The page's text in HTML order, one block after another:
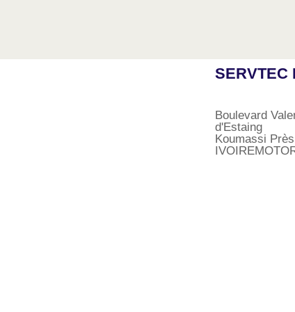
SERVTEC
Boulevard
d'Estaing
Koumassi